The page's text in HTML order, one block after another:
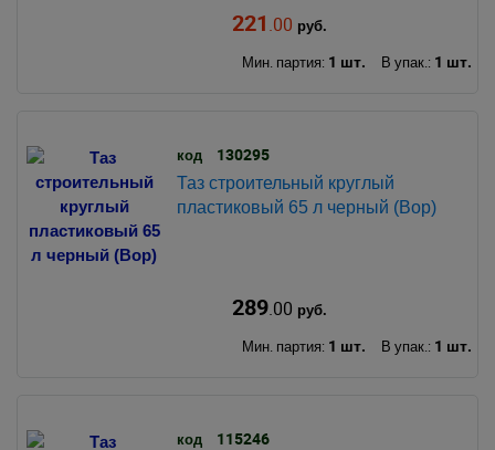
221.00 руб.
Мин. партия: 1 шт. В упак.: 1 шт.
код 130295
Таз строительный круглый
пластиковый 65 л черный (Вор)
289.00 руб.
Мин. партия: 1 шт. В упак.: 1 шт.
код 115246